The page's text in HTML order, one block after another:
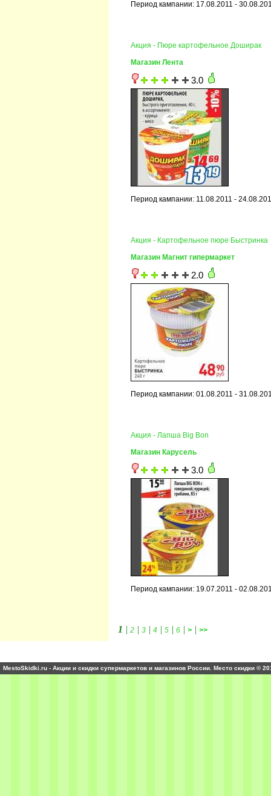
Период кампании: 17.08.2011 -
Акция - Пюре картофельное Доширак
Магазин Лента
3.0
Период кампании: 11.08.2011 -
Акция - Картофельное пюре Быстринка
Магазин Магнит гипермаркет
2.0
Период кампании: 01.08.2011 -
Акция - Лапша Big Bon
Магазин Карусель
3.0
Период кампании: 19.07.2011 -
1 | 2 | 3 | 4 | 5 | 6 | > | >>
MestoSkidki.ru - Акции и скидки супермаркетов и магазинов России. Место скидки ©